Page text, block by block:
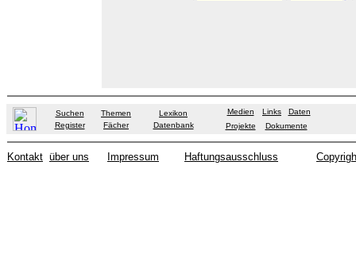
Suchen Themen
Lexikon
Register
Fächer Datenbank
Medien Links
Daten
Projekte
Dokumente
Kontakt über uns Impressum Haftungsausschluss